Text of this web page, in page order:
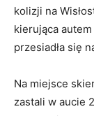
kolizji na
kierująca
przesiadła się
Na miejsce
zastali w aucie